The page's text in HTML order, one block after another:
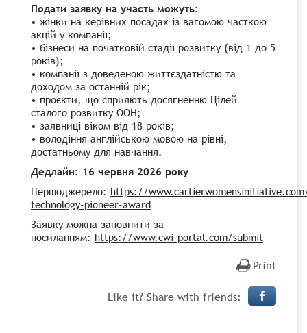
Подати заявку на участь можуть:
• жінки на керівних посадах із вагомою часткою
акцій у компанії;
• бізнеси на початковій стадії розвитку (від 1 до 5
років);
• компанії з доведеною життєздатністю та
доходом за останній рік;
• проєкти, що сприяють досягненню Цілей
сталого розвитку ООН;
• заявниці віком від 18 років;
• володіння англійською мовою на рівні,
достатньому для навчання.
Дедлайн: 16 червня 2026 року
Першоджерело: https://
technology-pioneer-award
Заявку можна заповнити за
посиланням: https://www.cwi-portal.com/submit
Print
Like it? Share with friends: